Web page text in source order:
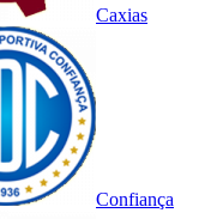
Caxias
Confiança